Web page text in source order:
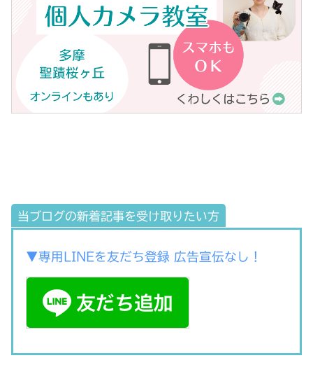
当ブログの新着記事を受け取りたい方
▼専用LINEを友だち登録 広告宣伝なし！